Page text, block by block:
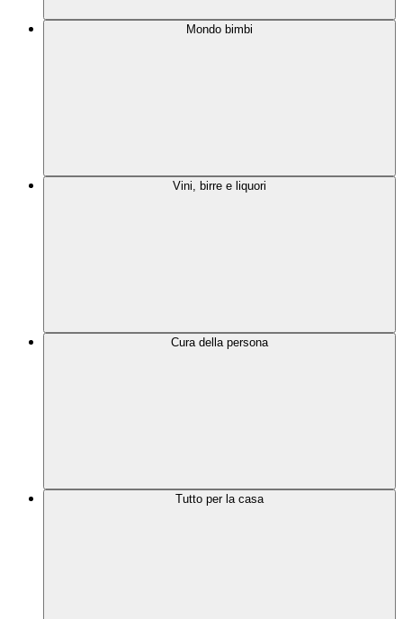
Mondo bimbi
Vini, birre e liquori
Cura della persona
Tutto per la casa